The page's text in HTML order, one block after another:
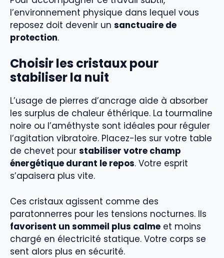
l’environnement physique dans lequel vous
reposez doit devenir un sanctuaire de
protection.
Choisir les cristaux pour
stabiliser la nuit
L’usage de pierres d’ancrage aide à absorber
les surplus de chaleur éthérique. La tourmaline
noire ou l’améthyste sont idéales pour réguler
l’agitation vibratoire. Placez-les sur votre table
de chevet pour stabiliser votre champ
énergétique durant le repos. Votre esprit
s’apaisera plus vite.
Ces cristaux agissent comme des
paratonnerres pour les tensions nocturnes. Ils
favorisent un sommeil plus calme et moins
chargé en électricité statique. Votre corps se
sent alors plus en sécurité.